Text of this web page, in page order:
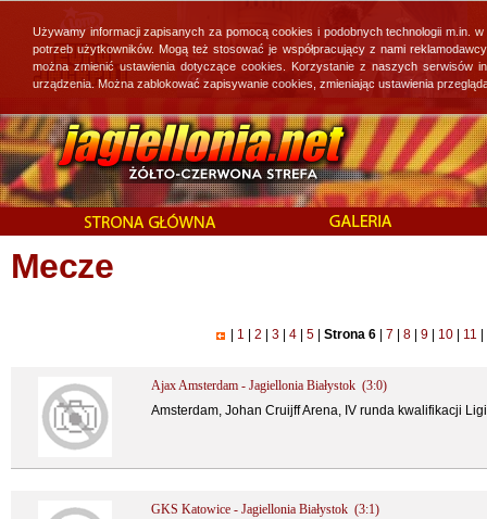
Mecze
| 1 2 3 4 5 |Strona 6 7 8 9 10 11
Ajax Amsterdam - Jagiellonia Białystok (3:0)
Amsterdam, Johan Cruijff Arena, IV runda kwalifikacji
GKS Katowice - Jagiellonia Białystok (3:1)
Używamy informacji zapisanych za pomocą cookies i podobnych technologii
potrzeb użytkowników. Mogą też stosować je współpracujący z nami
można zmienić ustawienia dotyczące cookies. Korzystanie z naszych
urządzenia. Można zablokować zapisywanie cookies, zmieniając ustawienia